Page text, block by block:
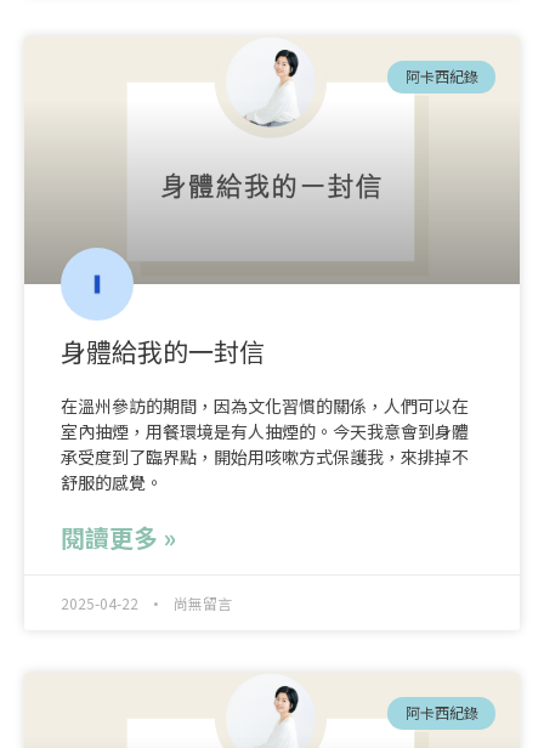
阿卡西紀錄
身體給我的一封信
在溫州參訪的期間，因為文化習慣的關係，人們可以在
室內抽煙，用餐環境是有人抽煙的。今天我意會到身體
承受度到了臨界點，開始用咳嗽方式保護我，來排掉不
舒服的感覺。
閱讀更多 »
2025-04-22 尚無留言
阿卡西紀錄